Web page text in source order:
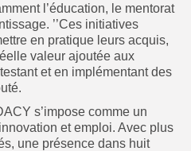
l’éducation, le mentorat
’’Ces initiatives
en pratique leurs acquis,
valeur ajoutée aux
et en implémentant des
s’impose comme un
et emploi. Avec plus
une présence dans huit